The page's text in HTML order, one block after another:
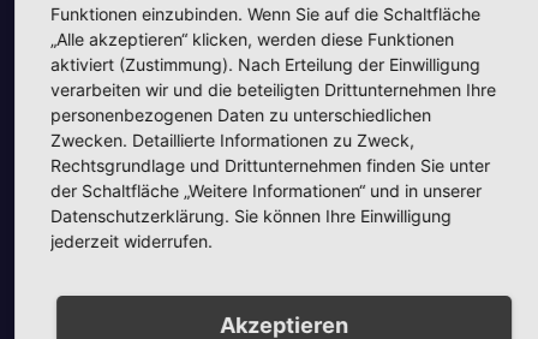
Unsere Partner
Funktionen einzubinden. Wenn Sie auf die Schaltfläche
„Alle akzeptieren“ klicken, werden diese Funktionen
aktiviert (Zustimmung). Nach Erteilung der Einwilligung
verarbeiten wir und die beteiligten Drittunternehmen Ihre
personenbezogenen Daten zu unterschiedlichen
Zwecken. Detaillierte Informationen zu Zweck,
Rechtsgrundlage und Drittunternehmen finden Sie unter
der Schaltfläche „Weitere Informationen“ und in unserer
Datenschutzerklärung. Sie können Ihre Einwilligung
jederzeit widerrufen.
Akzeptieren